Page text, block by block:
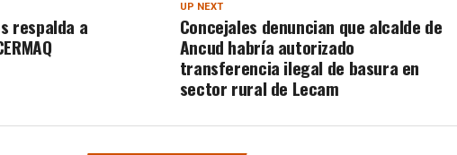
UP NEXT
Concejales denuncian que alcalde de
Ancud habría autorizado
transferencia ilegal de basura en
sector rural de Lecam
respalda a